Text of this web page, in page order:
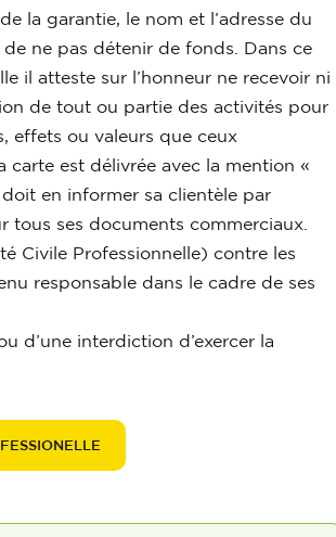
la garantie, le nom et l’adresse du
ne pas détenir de fonds. Dans ce
il atteste sur l’honneur ne recevoir ni
de tout ou partie des activités pour
effets ou valeurs que ceux
carte est délivrée avec la mention «
en informer sa clientèle par
tous ses documents commerciaux.
Civile Professionnelle) contre les
responsable dans le cadre de ses
d’une interdiction d’exercer la